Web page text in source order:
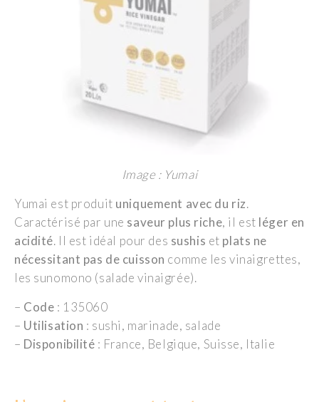
Image : Yumai
Yumai est produit uniquement avec du riz.
Caractérisé par une saveur plus riche, il est léger en
acidité. Il est idéal pour des sushis et plats ne
nécessitant pas de cuisson comme les vinaigrettes,
les sunomono (salade vinaigrée).
– Code : 135060
– Utilisation : sushi, marinade, salade
– Disponibilité : France, Belgique, Suisse, Italie